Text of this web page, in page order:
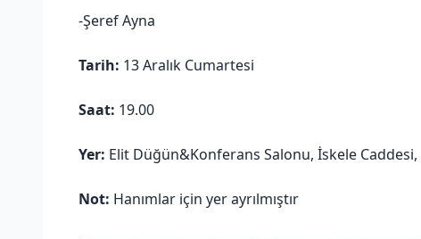
-Şeref Ayna
Tarih: 13 Aralık Cumartesi
Saat: 19.00
Yer: Elit Düğün&Konferans Salonu, İskele Caddesi,
Not: Hanımlar için yer ayrılmıştır